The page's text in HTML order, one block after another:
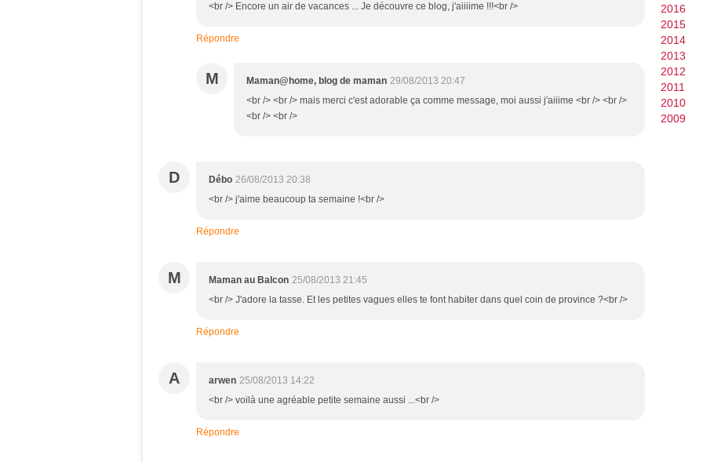
<br /> Encore un air de vacances ... Je découvre ce blog, j'aiiiime !!!<br />
Répondre
M Maman@home, blog de maman 29/08/2013 20:47
<br /> <br /> mais merci c'est adorable ça comme message, moi aussi j'aiiime <br /> <br />
<br /> <br />
D Débo 26/08/2013 20:38
<br /> j'aime beaucoup ta semaine !<br />
Répondre
M Maman au Balcon 25/08/2013 21:45
<br /> J'adore la tasse. Et les petites vagues elles te font habiter dans quel coin de province ?<br />
Répondre
A arwen 25/08/2013 14:22
<br /> voilà une agréable petite semaine aussi ...<br />
Répondre
2016
2015
2014
2013
2012
2011
2010
2009